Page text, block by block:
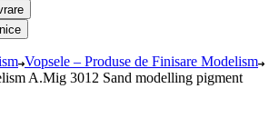
Vopsele – Produse de Finisare Modelism
A.Mig 3012 Sand modelling pigment